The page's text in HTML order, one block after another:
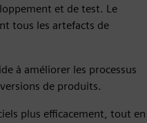
et de test. Le
tous les artefacts de
à améliorer les processus
de produits.
plus efficacement, tout en